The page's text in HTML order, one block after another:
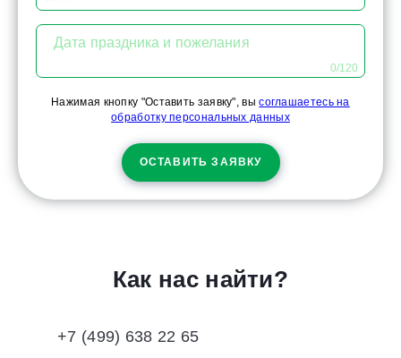
Дата праздника и пожелания
0/120
Нажимая кнопку "Оставить заявку", высоглашаетесь на
обработку персональных данных
ОСТАВИТЬ ЗАЯВКУ
Как нас найти?
+7 (499) 638 22 65